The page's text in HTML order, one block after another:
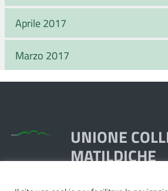
Aprile 2017
Marzo 2017
UNIONE
MATILDICHE